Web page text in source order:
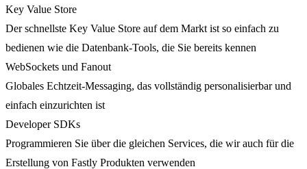
Key Value Store
Der schnellste Key Value Store auf dem Markt ist so einfach zu
bedienen wie die Datenbank-Tools, die Sie bereits kennen
WebSockets und Fanout
Globales Echtzeit-Messaging, das vollständig personalisierbar und
einfach einzurichten ist
Developer SDKs
Programmieren Sie über die gleichen Services, die wir auch für die
Erstellung von Fastly Produkten verwenden